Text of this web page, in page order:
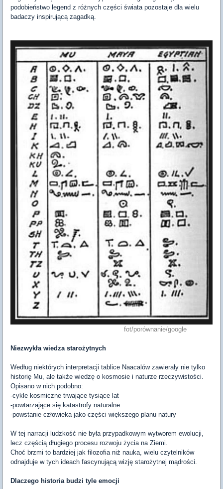
podobieństwo legend z różnych części świata pozostaje dla wielu
badaczy inspirującą zagadką.
fot/porównanie/google
Niezwykła wiedza starożytnych
Według niektórych interpretacji tablice Naacalów zawierały nie tylko
historię Mu, ale także wiedzę o kosmosie i naturze rzeczywistości.
Opisano w nich podobno:
-cykle kosmiczne trwające tysiące lat
-powtarzające się katastrofy naturalne
-powstanie człowieka jako części większego planu natury
W tej narracji ludzkość nie była przypadkowym wytworem ewolucji,
lecz częścią długiego procesu rozwoju życia na Ziemi.
Choć brzmi to bardziej jak filozofia niż nauka, wielu czytelników
odnajduje w tych ideach fascynującą wizję starożytnej mądrości.
Dlaczego historia budzi tyle emocji